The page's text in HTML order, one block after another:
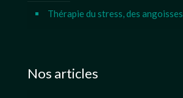
Thérapie du stress, des angoisses
Nos articles